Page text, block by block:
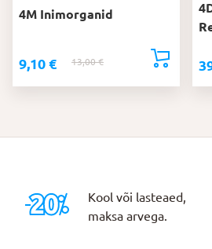
4M Inimorganid
13,00€Algne
9,10 €
Praegune
Kool või lasteaed,
maksa arvega.